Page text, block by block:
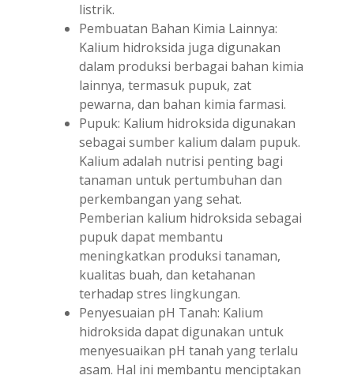
listrik.
Pembuatan Bahan Kimia Lainnya:
Kalium hidroksida juga digunakan
dalam produksi berbagai bahan kimia
lainnya, termasuk pupuk, zat
pewarna, dan bahan kimia farmasi.
Pupuk: Kalium hidroksida digunakan
sebagai sumber kalium dalam pupuk.
Kalium adalah nutrisi penting bagi
tanaman untuk pertumbuhan dan
perkembangan yang sehat.
Pemberian kalium hidroksida sebagai
pupuk dapat membantu
meningkatkan produksi tanaman,
kualitas buah, dan ketahanan
terhadap stres lingkungan.
Penyesuaian pH Tanah: Kalium
hidroksida dapat digunakan untuk
menyesuaikan pH tanah yang terlalu
asam. Hal ini membantu menciptakan